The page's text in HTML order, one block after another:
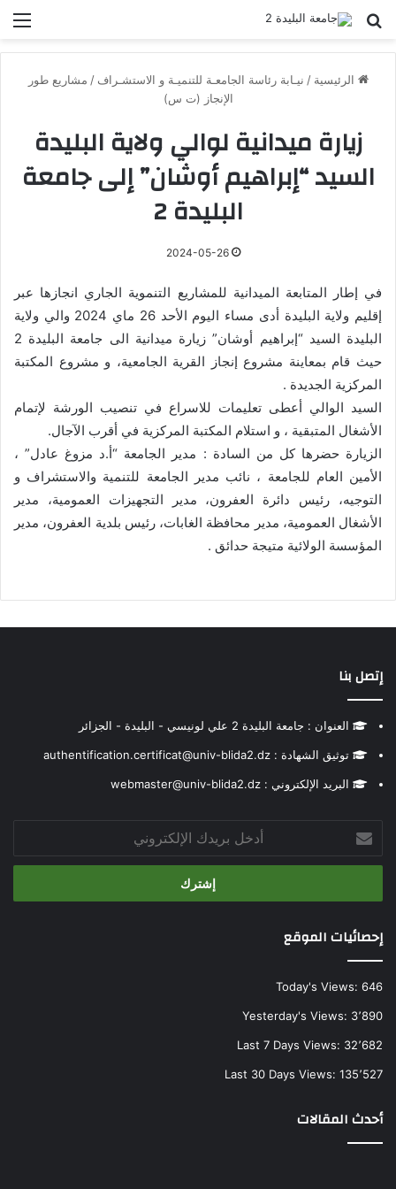
بحث عن
الرئيسية / نيـابة رئاسة الجامعـة للتنميـة و الاستشـراف / مشاريع طور
الإنجاز (ت س)
زيارة ميدانية لوالي ولاية البليدة
السيد “إبراهيم أوشان” إلى جامعة
البليدة 2
2024-05-26
في إطار المتابعة الميدانية للمشاريع التنموية الجاري انجازها عبر
إقليم ولاية البليدة أدى مساء اليوم الأحد 26 ماي 2024 والي ولاية
البليدة السيد “إبراهيم أوشان” زيارة ميدانية الى جامعة البليدة 2
حيث قام بمعاينة مشروع إنجاز القرية الجامعية، و مشروع المكتبة
المركزية الجديدة .
السيد الوالي أعطى تعليمات للاسراع في تنصيب الورشة لإتمام
الأشغال المتبقية ، و استلام المكتبة المركزية في أقرب الآجال.
الزيارة حضرها كل من السادة : مدير الجامعة “أ.د مزوغ عادل” ،
الأمين العام للجامعة ، نائب مدير الجامعة للتنمية والاستشراف و
التوجيه، رئيس دائرة العفرون، مدير التجهيزات العمومية، مدير
الأشغال العمومية، مدير محافظة الغابات، رئيس بلدية العفرون، مدير
المؤسسة الولائية متيجة حدائق .
إتصل بنا
العنوان : جامعة البليدة 2 علي لونيسي - البليدة - الجزائر
توثيق الشهادة : authentification.certificat@univ-blida2.dz
البريد الإلكتروني : webmaster@univ-blida2.dz
بريدك
الإلكتروني
إحصائيات الموقع
Today's Views: 646
Yesterday's Views: 3٬890
Last 7 Days Views: 32٬682
Last 30 Days Views: 135٬527
أحدث المقالات